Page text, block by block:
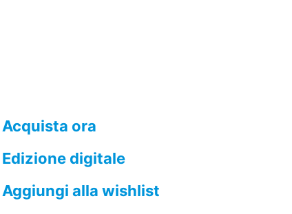
Acquista ora
Edizione digitale
Aggiungi alla wishlist